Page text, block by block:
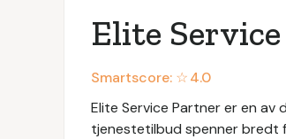
Elite
Smartscore: ☆4.0
Elite Service Partner er en
tjenestetilbud spenner bredt